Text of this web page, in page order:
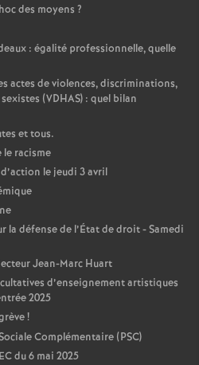
des moyens ?
: égalité professionnelle, quelle
actes de violences, discriminations,
(VDHAS) : quel bilan
et tous.
le racisme
le jeudi 3 avril
la défense de l’État de droit - Samedi
Jean-Marc Huart
d’enseignement artistiques
2025
!
Complémentaire (PSC)
du 6 mai 2025